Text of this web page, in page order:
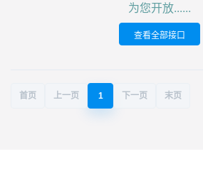
为您开放......
查看全部接口
首页 上一页 1 下一页 末页